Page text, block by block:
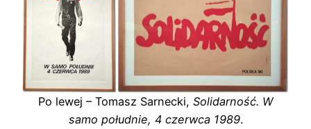
Po lewej – Tomasz Sarnecki, Solidarność. W
samo południe, 4 czerwca 1989.